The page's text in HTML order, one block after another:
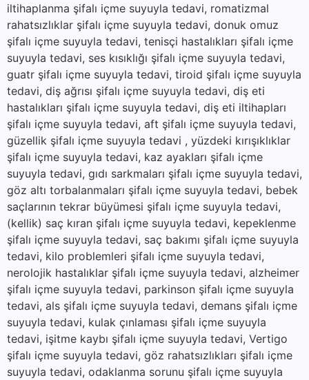
iltihaplanma şifalı içme suyuyla tedavi, romatizmal
rahatsızlıklar şifalı içme suyuyla tedavi, donuk omuz
şifalı içme suyuyla tedavi, tenisçi hastalıkları şifalı içme
suyuyla tedavi, ses kısıklığı şifalı içme suyuyla tedavi,
guatr şifalı içme suyuyla tedavi, tiroid şifalı içme suyuyla
tedavi, diş ağrısı şifalı içme suyuyla tedavi, diş eti
hastalıkları şifalı içme suyuyla tedavi, diş eti iltihapları
şifalı içme suyuyla tedavi, aft şifalı içme suyuyla tedavi,
güzellik şifalı içme suyuyla tedavi , yüzdeki kırışıklıklar
şifalı içme suyuyla tedavi, kaz ayakları şifalı içme
suyuyla tedavi, gıdı sarkmaları şifalı içme suyuyla tedavi,
göz altı torbalanmaları şifalı içme suyuyla tedavi, bebek
saçlarının tekrar büyümesi şifalı içme suyuyla tedavi,
(kellik) saç kıran şifalı içme suyuyla tedavi, kepeklenme
şifalı içme suyuyla tedavi, saç bakımı şifalı içme suyuyla
tedavi, kilo problemleri şifalı içme suyuyla tedavi,
nerolojik hastalıklar şifalı içme suyuyla tedavi, alzheimer
şifalı içme suyuyla tedavi, parkinson şifalı içme suyuyla
tedavi, als şifalı içme suyuyla tedavi, demans şifalı içme
suyuyla tedavi, kulak çınlaması şifalı içme suyuyla
tedavi, işitme kaybı şifalı içme suyuyla tedavi, Vertigo
şifalı içme suyuyla tedavi, göz rahatsızlıkları şifalı içme
suyuyla tedavi, odaklanma sorunu şifalı içme suyuyla